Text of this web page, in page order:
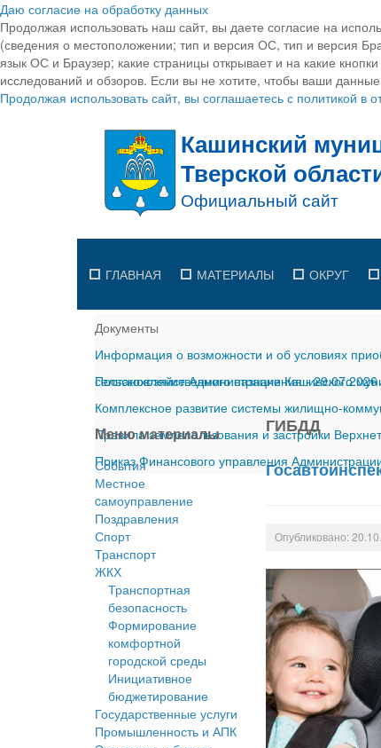
Даю согласие на обработку данных
Продолжая использовать наш сайт, вы даете согласие на
(сведения о местоположении; тип и версия ОС, тип и версия
язык ОС и Браузер; какие страницы открывает и на какие
исследований и обзоров. Если вы не хотите, чтобы ваши
Продолжая использовать сайт, вы соглашаетесь с политикой
ГЛАВНАЯ МАТЕРИАЛЫ ОКРУГ
Документы
Информация о возможности и об условиях
сельскохозяйственного назначения-29.07.2026
Постановление Администрации Кашинского
Комплексное развитие системы жилищно-
Правила землепользования и застройки
Приказ Финансового управления
Меню материалы
События
Местное
cамоуправление
Поздравления
Спорт
Транспорт
ЖКХ
Транспортная
безопасность
Формирование
комфортной
городской среды
Инициативное
бюджетирование
Государственные услуги
Промышленность и АПК
ГИБДД
Опубликовано: